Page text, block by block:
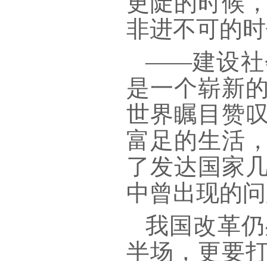
非进不可的
——建设社
是一个崭新
世界瞩目赞
富足的生活
了发达国家
中曾出现的
我国改革
半场，更要